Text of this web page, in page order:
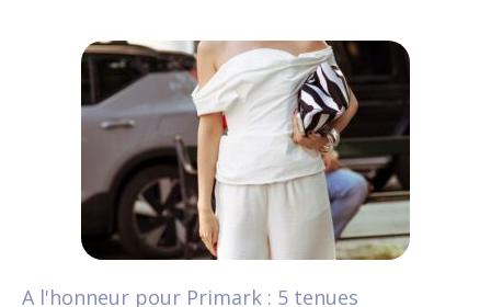
A l'honneur pour Primark : 5 tenues